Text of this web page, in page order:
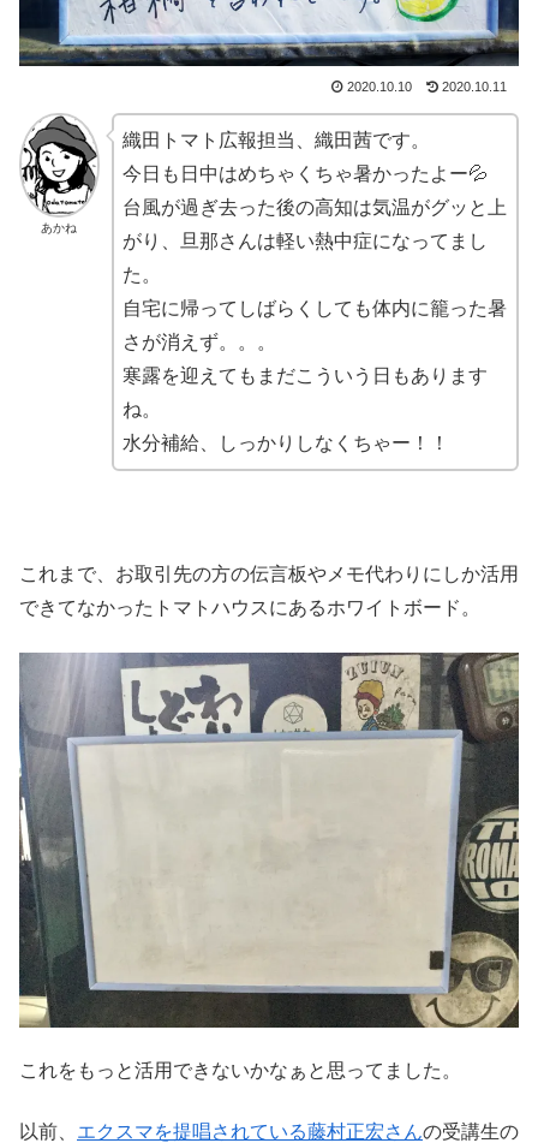
2020.10.10 2020.10.11
あかね
織田トマト広報担当、織田茜です。
今日も日中はめちゃくちゃ暑かったよー💦
台風が過ぎ去った後の高知は気温がグッと上
がり、旦那さんは軽い熱中症になってまし
た。
自宅に帰ってしばらくしても体内に籠った暑
さが消えず。。。
寒露を迎えてもまだこういう日もあります
ね。
水分補給、しっかりしなくちゃー！！
これまで、お取引先の方の伝言板やメモ代わりにしか活用
できてなかったトマトハウスにあるホワイトボード。
これをもっと活用できないかなぁと思ってました。
以前、 エクスマを提唱されている藤村正宏さんの受講生の